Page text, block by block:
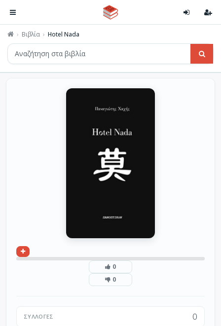
Βιβλία Hotel Nada
0
0
ΣΥΛΛΟΓΈΣ 0